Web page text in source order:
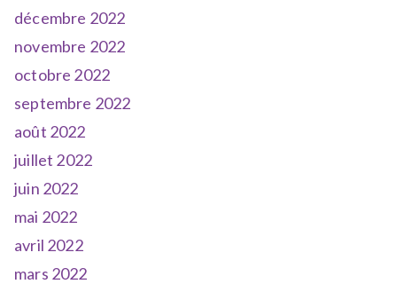
décembre 2022
novembre 2022
octobre 2022
septembre 2022
août 2022
juillet 2022
juin 2022
mai 2022
avril 2022
mars 2022